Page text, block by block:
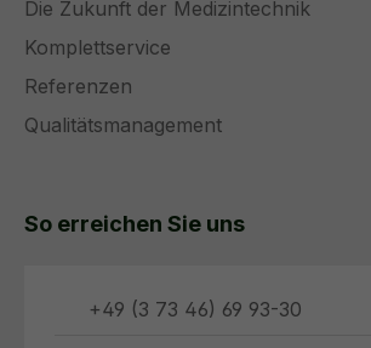
Die Zukunft der Medizintechnik
Komplettservice
Referenzen
Qualitätsmanagement
So erreichen Sie uns
+49 (3 73 46) 69 93-30